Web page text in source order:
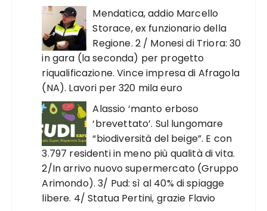
Mendatica, addio Marcello
Storace, ex funzionario della
Regione. 2 / Monesi di Triora: 30
in gara (la seconda) per progetto
riqualificazione. Vince impresa di Afragola
(NA). Lavori per 320 mila euro
Alassio ‘manto erboso
‘brevettato’. Sul lungomare
“biodiversità del beige”. E con
3.797 residenti in meno più qualità di vita.
2/In arrivo nuovo supermercato (Gruppo
Arimondo). 3/ Pud: sì al 40% di spiagge
libere. 4/ Statua Pertini, grazie Flavio